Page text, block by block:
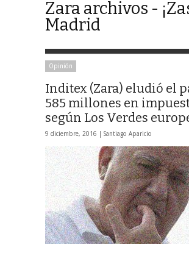
Zara archivos -
Madrid
Opinión
Inditex (Zara) eludió el
585 millones en
según Los Verdes
9 diciembre, 2016 | Santiago Aparicio